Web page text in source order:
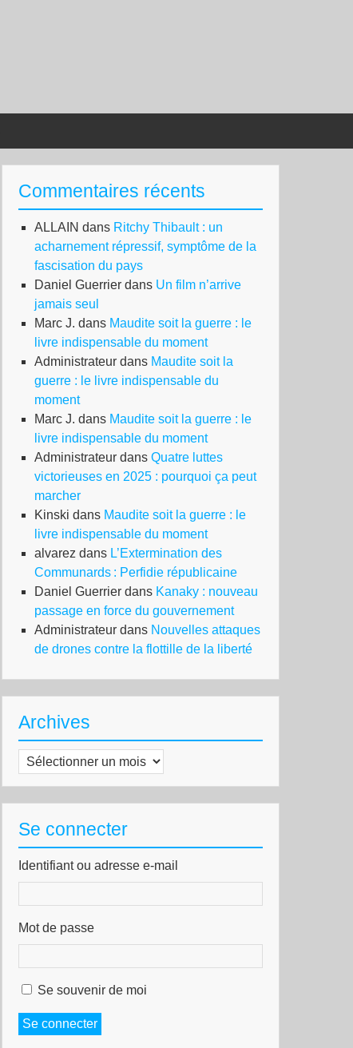
Commentaires récents
ALLAIN dans Ritchy Thibault : un
acharnement répressif, symptôme de la
fascisation du pays
Daniel Guerrier dans Un film n’arrive
jamais seul
Marc J. dans Maudite soit la guerre : le
livre indispensable du moment
Administrateur dans Maudite soit la
guerre : le livre indispensable du
moment
Marc J. dans Maudite soit la guerre : le
livre indispensable du moment
Administrateur dans Quatre luttes
victorieuses en 2025 : pourquoi ça peut
marcher
Kinski dans Maudite soit la guerre : le
livre indispensable du moment
alvarez dans L’Extermination des
Communards : Perfidie républicaine
Daniel Guerrier dans Kanaky : nouveau
passage en force du gouvernement
Administrateur dans Nouvelles attaques
de drones contre la flottille de la liberté
Archives
Archives
Se connecter
Identifiant ou adresse e-mail
Mot de passe
Se souvenir de moi
Se connecter